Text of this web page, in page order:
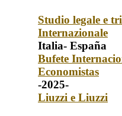
Studio legale e
Internazionale
Italia- España
Bufete
Economistas
-2025-
Liuzzi e Liuzzi